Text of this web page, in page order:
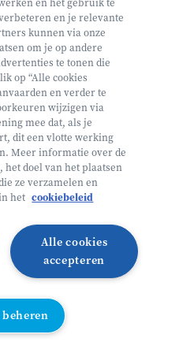
pagina
pagina
Cookie policy
van Freepik
en het gebruik te
en je relevante
kunnen via onze
om je op andere
te tonen die
op “Alle cookies
en verder te
wijzigen via
mee dat, als je
dit een vlotte werking
Meer informatie over de
doel van het plaatsen
ze verzamelen en
het cookiebeleid
Alle cookies
accepteren